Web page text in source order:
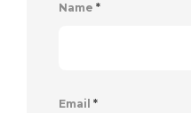
Name *
Email *